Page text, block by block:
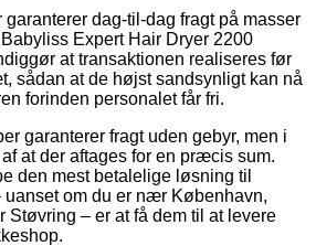
dag-til-dag fragt på masser
Expert Hair Dryer 2200
at transaktionen realiseres før
sådan at de højst sandsynligt kan nå
forinden personalet får fri.
garanterer fragt uden gebyr, men i
at der aftages for en præcis sum.
den mest betalelige løsning til
uanset om du er nær København,
Støvring – er at få dem til at levere